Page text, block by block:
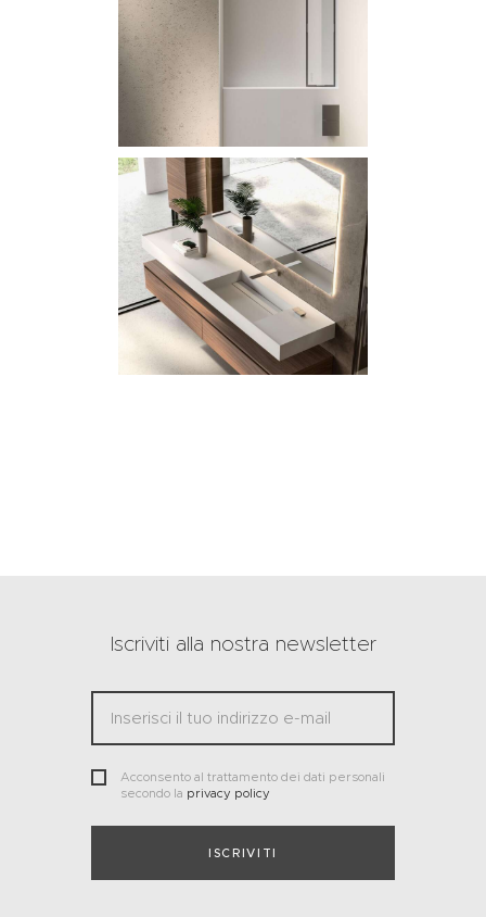
Iscriviti alla nostra newsletter
Acconsento al trattamento dei dati personali
secondo la privacy policy